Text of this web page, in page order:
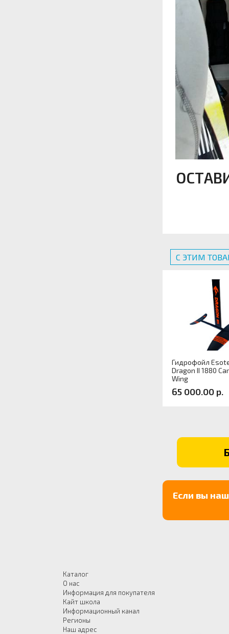
С ЭТИМ
Гидрофойл
Dragon II 1880
Wing
65 000.00 р.
Если вы
Каталог
О нас
Информация для покупателя
Кайт школа
Информационный канал
Регионы
Наш адрес